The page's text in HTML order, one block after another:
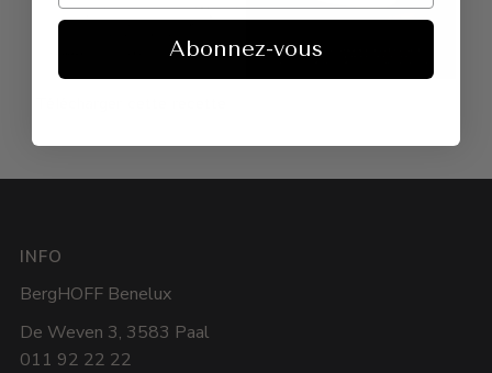
INFO
BergHOFF Benelux
De Weven 3, 3583 Paal
011 92 22 22
Abonnez-vous